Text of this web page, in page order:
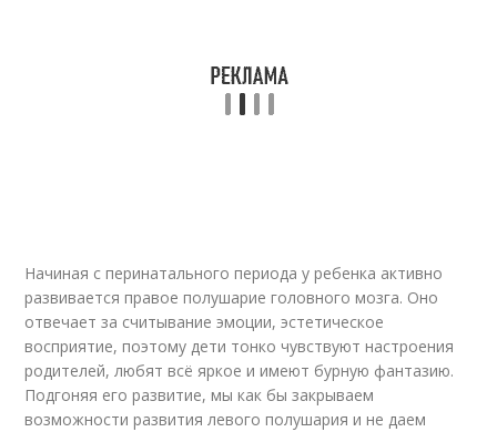
Начиная с перинатального периода у ребенка активно
развивается правое полушарие головного мозга. Оно
отвечает за считывание эмоции, эстетическое
восприятие, поэтому дети тонко чувствуют настроения
родителей, любят всё яркое и имеют бурную фантазию.
Подгоняя его развитие, мы как бы закрываем
возможности развития левого полушария и не даем